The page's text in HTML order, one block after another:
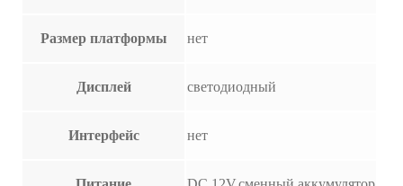
Размер платформы нет
Дисплей светодиодный
Интерфейс нет